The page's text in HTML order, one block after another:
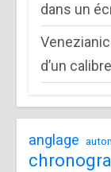
dans un
d’un
anglage